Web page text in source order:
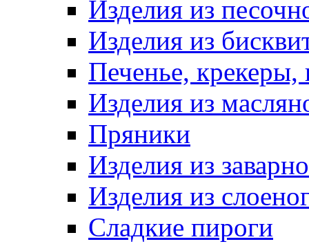
Изделия из
Изделия из
Печенье, крекеры,
Изделия из
Пряники
Изделия из
Изделия из
Сладкие пироги